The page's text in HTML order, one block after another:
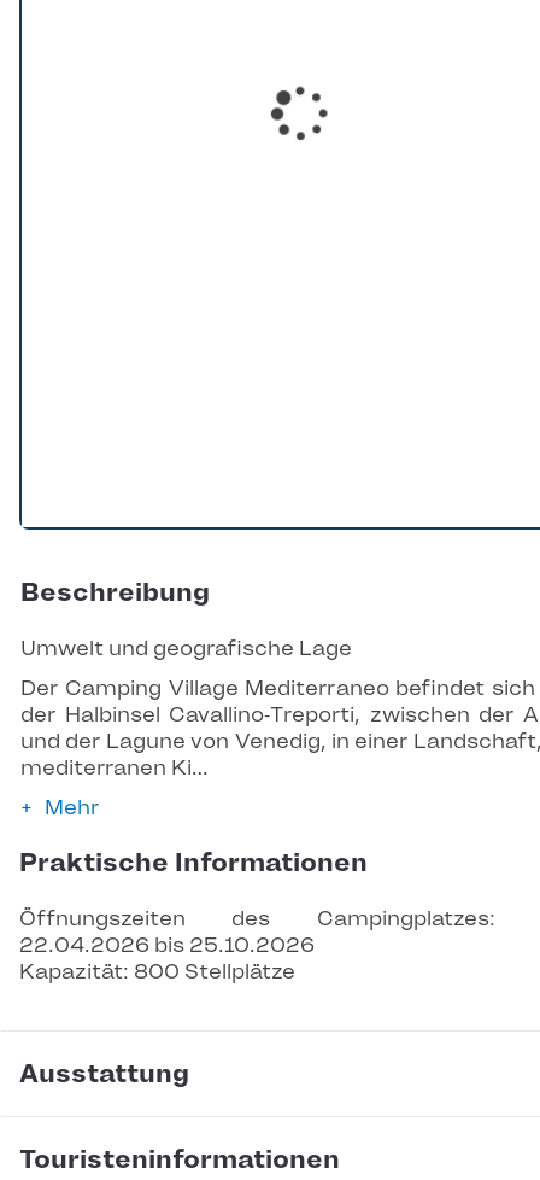
Beschreibung
Umwelt und geografische Lage
Der Camping Village Mediterraneo befindet
der Halbinsel Cavallino‑Treporti, zwischen der
und der Lagune von Venedig, in einer
mediterranen Ki…
Mehr
Praktische Informationen
Öffnungszeiten des Campingplatzes:
22.04.2026 bis 25.10.2026
Kapazität: 800 Stellplätze
Ausstattung
Touristeninformationen